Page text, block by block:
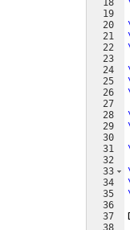
18
19
20
21
22
23
24
25
26
27
28
29
30
31
32
33
34
35
36
37